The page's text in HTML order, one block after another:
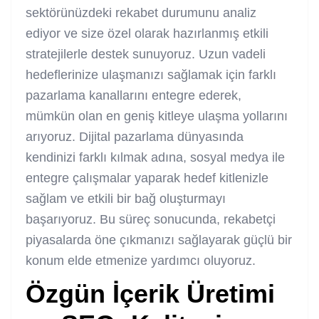
sektörünüzdeki rekabet durumunu analiz
ediyor ve size özel olarak hazırlanmış etkili
stratejilerle destek sunuyoruz. Uzun vadeli
hedeflerinize ulaşmanızı sağlamak için farklı
pazarlama kanallarını entegre ederek,
mümkün olan en geniş kitleye ulaşma yollarını
arıyoruz. Dijital pazarlama dünyasında
kendinizi farklı kılmak adına, sosyal medya ile
entegre çalışmalar yaparak hedef kitlenizle
sağlam ve etkili bir bağ oluşturmayı
başarıyoruz. Bu süreç sonucunda, rekabetçi
piyasalarda öne çıkmanızı sağlayarak güçlü bir
konum elde etmenize yardımcı oluyoruz.
Özgün İçerik Üretimi